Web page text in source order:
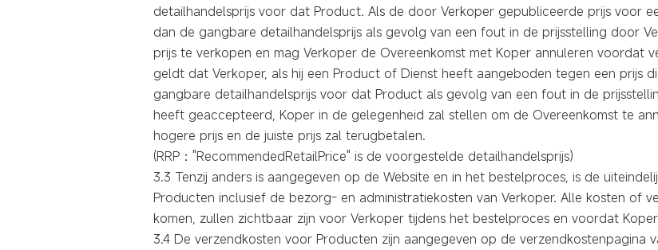
detailhandelsprijs voor dat Product. Als de door Verkoper gepubliceerde prijs voor
dan de gangbare detailhandelsprijs als gevolg van een fout in de prijsstelling door
prijs te verkopen en mag Verkoper de Overeenkomst met Koper annuleren voordat
geldt dat Verkoper, als hij een Product of Dienst heeft aangeboden tegen een prijs
gangbare detailhandelsprijs voor dat Product als gevolg van een fout in de
heeft geaccepteerd, Koper in de gelegenheid zal stellen om de Overeenkomst te
hogere prijs en de juiste prijs zal terugbetalen.
(RRP："RecommendedRetailPrice" is de voorgestelde detailhandelsprijs)
3.3 Tenzij anders is aangegeven op de Website en in het bestelproces, is de
Producten inclusief de bezorg- en administratiekosten van Verkoper. Alle kosten of
komen, zullen zichtbaar zijn voor Verkoper tijdens het bestelproces en voordat
3.4 De verzendkosten voor Producten zijn aangegeven op de verzendkostenpagina